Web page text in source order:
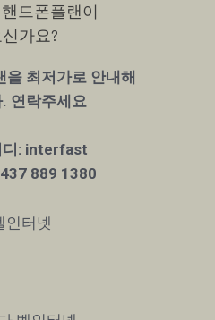
드폰플랜이
가요?
을 최저가로 안내해
연락주세요
디: interfast
889 1380